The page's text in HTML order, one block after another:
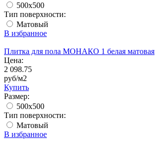
500x500
Тип поверхности:
Матовый
В избранное
Плитка для пола МОНАКО 1 белая матовая
Цена:
2 098.75
руб/м2
Купить
Размер:
500x500
Тип поверхности:
Матовый
В избранное